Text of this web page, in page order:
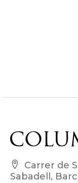
Carrer de
Sabadell,